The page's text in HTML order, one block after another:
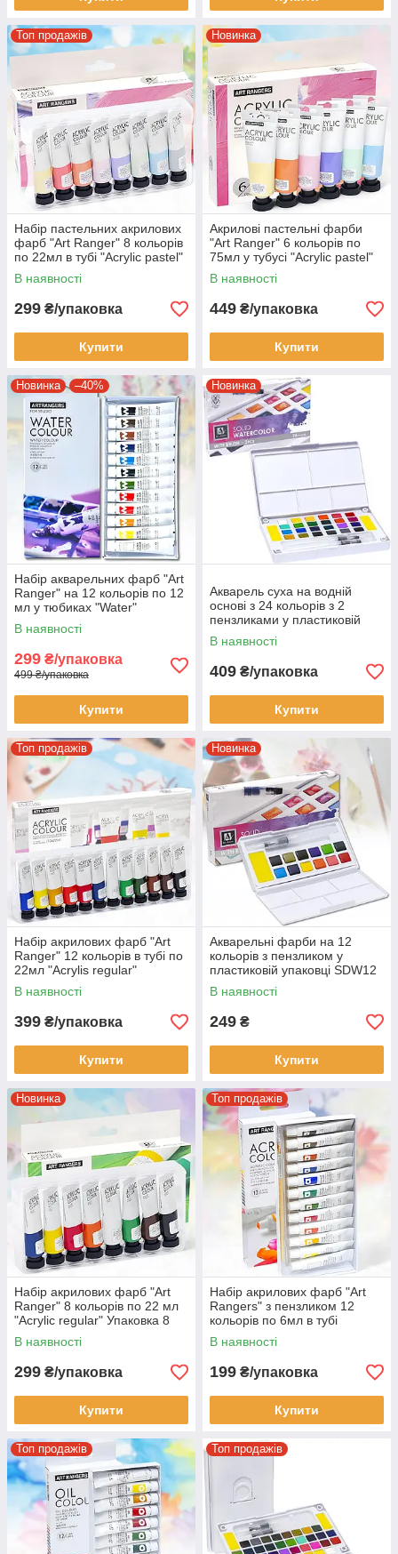
Топ продажів
Набір пастельних акрилових
фарб "Art Ranger" 8 кольорів
по 22мл в тубі "Acryliс pastel"
Упаковка 8 шт.
В наявності
299 ₴/упаковка
Купити
Новинка
Акрилові пастельні фарби
"Art Ranger" 6 кольорів по
75мл у тубусі "Acryliс pastel"
Упаковка 6 шт.
В наявності
449 ₴/упаковка
Купити
Новинка –40%
Набір акварельних фарб "Art
Ranger" на 12 кольорів по 12
мл у тюбиках "Water"
PW31.12012.A
В наявності
299 ₴/упаковка
499 ₴/упаковка
Купити
Новинка
Акварель суха на водній
основі з 24 кольорів з 2
пензликами у пластиковій
упаковці SDW24 в упаковці 1
шт.
В наявності
409 ₴/упаковка
Купити
Топ продажів
Набір акрилових фарб "Art
Ranger" 12 кольорів в тубі по
22мл "Acrylis regular"
Упаковка 12 шт.
В наявності
399 ₴/упаковка
Купити
Новинка
Акварельні фарби на 12
кольорів з пензликом у
пластиковій упаковці SDW12
1 шт.
В наявності
249 ₴
Купити
Новинка
Набір акрилових фарб "Art
Ranger" 8 кольорів по 22 мл
"Acryliс regular" Упаковка 8
шт.
В наявності
299 ₴/упаковка
Купити
Топ продажів
Набір акрилових фарб "Art
Rangers" з пензликом 12
кольорів по 6мл в тубі
"Acrylie" Упаковка 12 шт.
В наявності
199 ₴/упаковка
Купити
Топ продажів Топ продажів